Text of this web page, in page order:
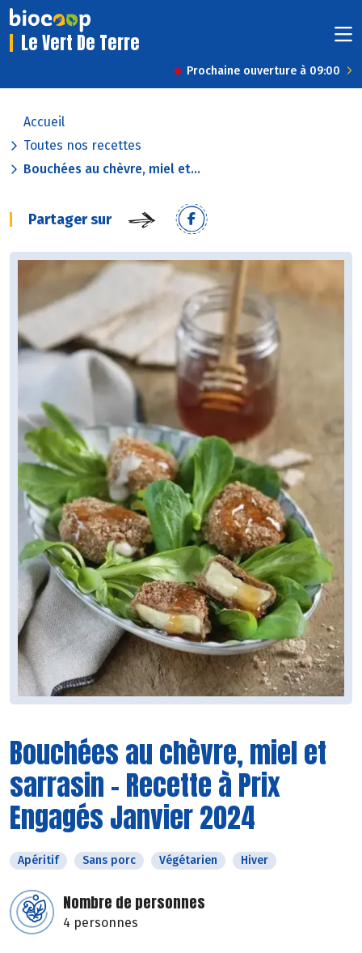
Le Vert De Terre
Prochaine ouverture à 09:00
Accueil
Toutes nos recettes
Bouchées au chèvre, miel et...
Partager sur
Bouchées au chèvre, miel et
sarrasin - Recette à Prix
Engagés Janvier 2024
Apéritif Sans porc Végétarien Hiver
Nombre de personnes
4 personnes